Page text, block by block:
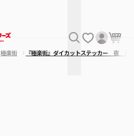
極楽街 『極楽街』ダイカットステッカー 夜 Ｂ